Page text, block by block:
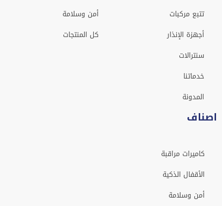
تتبع مركبات
أجهزة الإنذار
سنترالات
خدماتنا
المدونة
أمن وسلامة
كل المنتجات
اصناف
كاميرات مراقبة
الأقفال الذكية
أمن وسلامة